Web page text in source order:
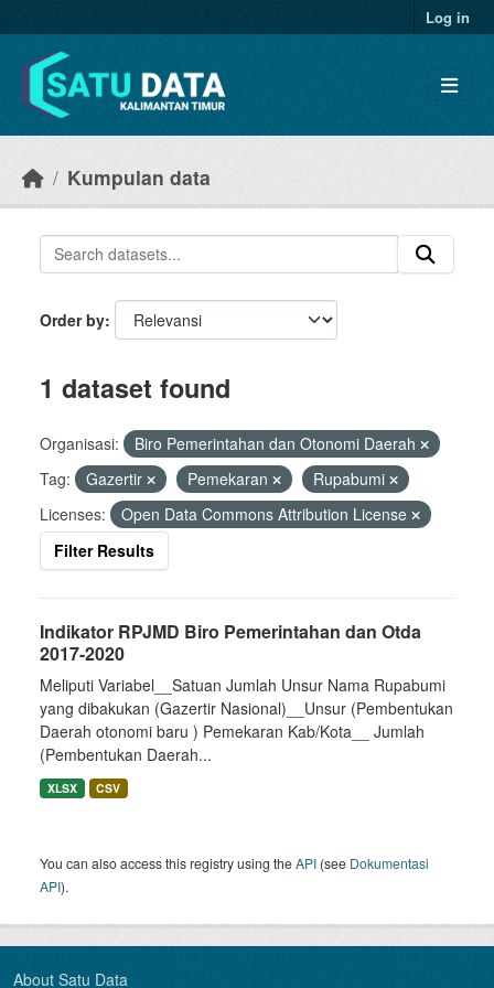
Log in
Kumpulan data
Order by
1 dataset found
Organisasi:
Biro Pemerintahan dan Otonomi Daerah
Tag:
Gazertir Pemekaran
Rupabumi
Licenses:
Open Data Commons Attribution License
Filter Results
Indikator RPJMD Biro Pemerintahan dan Otda
2017-2020
Meliputi Variabel__Satuan Jumlah Unsur Nama Rupabumi
yang dibakukan (Gazertir Nasional)__Unsur (Pembentukan
Daerah otonomi baru ) Pemekaran Kab/Kota__ Jumlah
(Pembentukan Daerah...
XLSX CSV
You can also access this registry using theAPI (see Dokumentasi
API).
About Satu Data